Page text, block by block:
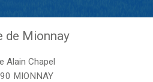
de Mionnay
Alain Chapel
MIONNAY